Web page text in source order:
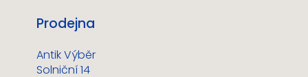
Prodejna
Antik Výběr
Solniční 14